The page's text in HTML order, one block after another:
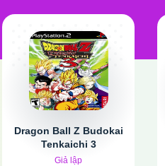
Dragon Ball Z Budokai
Tenkaichi 3
Giả lập